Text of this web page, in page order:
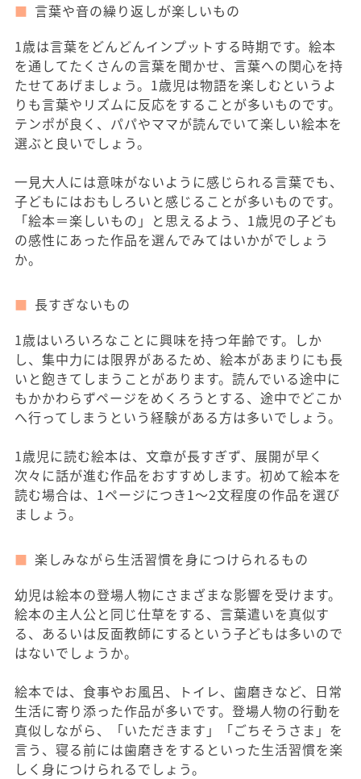
言葉や音の繰り返しが楽しいもの
1歳は言葉をどんどんインプットする時期です。絵本
を通してたくさんの言葉を聞かせ、言葉への関心を持
たせてあげましょう。1歳児は物語を楽しむというよ
りも言葉やリズムに反応をすることが多いものです。
テンポが良く、パパやママが読んでいて楽しい絵本を
選ぶと良いでしょう。
一見大人には意味がないように感じられる言葉でも、
子どもにはおもしろいと感じることが多いものです。
「絵本＝楽しいもの」と思えるよう、1歳児の子ども
の感性にあった作品を選んでみてはいかがでしょう
か。
長すぎないもの
1歳はいろいろなことに興味を持つ年齢です。しか
し、集中力には限界があるため、絵本があまりにも長
いと飽きてしまうことがあります。読んでいる途中に
もかかわらずページをめくろうとする、途中でどこか
へ行ってしまうという経験がある方は多いでしょう。
1歳児に読む絵本は、文章が長すぎず、展開が早く
次々に話が進む作品をおすすめします。初めて絵本を
読む場合は、1ページにつき1～2文程度の作品を選び
ましょう。
楽しみながら生活習慣を身につけられるもの
幼児は絵本の登場人物にさまざまな影響を受けます。
絵本の主人公と同じ仕草をする、言葉遣いを真似す
る、あるいは反面教師にするという子どもは多いので
はないでしょうか。
絵本では、食事やお風呂、トイレ、歯磨きなど、日常
生活に寄り添った作品が多いです。登場人物の行動を
真似しながら、「いただきます」「ごちそうさま」を
言う、寝る前には歯磨きをするといった生活習慣を楽
しく身につけられるでしょう。